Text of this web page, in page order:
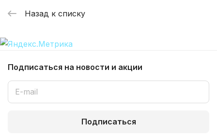
Назад к списку
Подписаться на новости и акции
Подписаться